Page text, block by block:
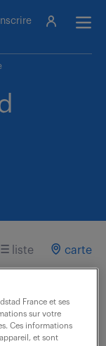
liste carte
-
France et ses
sur votre
Ces informations
et sont